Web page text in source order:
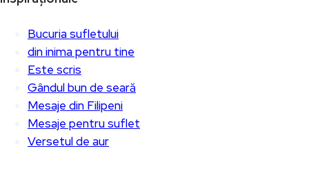
Bucuria sufletului
din inima pentru tine
Este scris
Gândul bun de seară
Mesaje din Filipeni
Mesaje pentru suflet
Versetul de aur